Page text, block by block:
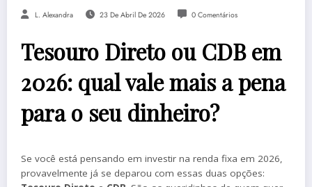
L. Alexandra 23 De Abril De 2026 0 Comentários
Tesouro Direto ou CDB em
2026: qual vale mais a pena
para o seu dinheiro?
Se você está pensando em investir na renda fixa em 2026,
provavelmente já se deparou com essas duas opções: